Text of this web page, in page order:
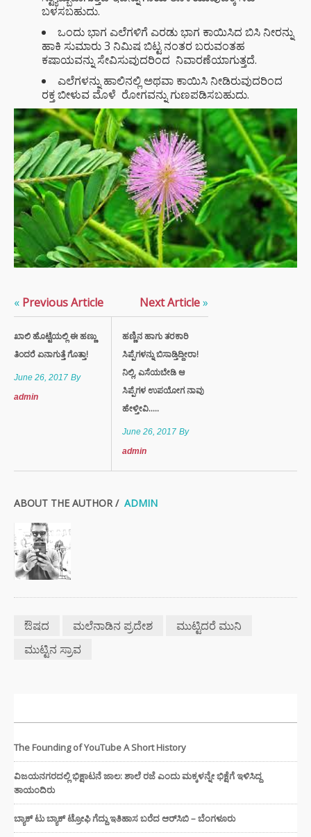
ಬಳಸಬಹುದು.
ಒಂದು ಭಾಗ ಎಲೆಗಳಿಗೆ ಎರಡು ಭಾಗ ಕಾಯಿಸಿದ ಬಿಸಿ ನೀರನ್ನು
ಹಾಕಿ ಸುಮಾರು 3 ನಿಮಿಷ ಬಿಟ್ಟ ನಂತರ ಬರುವಂತಹ
ಕಷಾಯವನ್ನು ಸೇವಿಸುವುದರಿಂದ ನಿವಾರಣೆಯಾಗುತ್ತದೆ.
ಎಲೆಗಳನ್ನು ಹಾಲಿನಲ್ಲಿ ಅಥವಾ ಕಾಯಿಸಿ ನೀಡಿರುವುದರಿಂದ
ರಕ್ತ ಬೀಳುವ ಮೊಳೆ ರೋಗವನ್ನು ಗುಣಪಡಿಸಬಹುದು.
« Previous Article
ಖಾಲಿ ಹೊಟ್ಟೆಯಲ್ಲಿ ಈ ಹಣ್ಣು
ತಿಂದರೆ ಏನಾಗುತ್ತೆ ಗೊತ್ತಾ!
June 26, 2017 By
admin
Next Article»
ಹಣ್ಣಿನ ಹಾಗು ತರಕಾರಿ
ಸಿಪ್ಪೆಗಳನ್ನು ಬಿಸಾಡ್ತಿದ್ದೀರಾ!
ನಿಲ್ಲಿ, ಎಸೆಯಬೇಡಿ ಆ
ಸಿಪ್ಪೆಗಳ ಉಪಯೋಗ ನಾವು
ಹೇಳ್ತೀವಿ.....
June 26, 2017 By
admin
ABOUT THE AUTHOR / ADMIN
ಔಷದ ಮಲೆನಾಡಿನ ಪ್ರದೇಶ
ಮುಟ್ಟಿದರೆ ಮುನಿ
ಮುಟ್ಟಿನ ಸ್ರಾವ
The Founding of YouTube A Short History
ವಿಜಯನಗರದಲ್ಲಿ ಭಿಕ್ಷಾಟನೆ ಜಾಲ: ಶಾಲೆ ರಜೆ ಎಂದು ಮಕ್ಕಳನ್ನೇ ಭಿಕ್ಷೆಗೆ ಇಳಿಸಿದ್ದ
ತಾಯಂದಿರು
ಬ್ಯಾಕ್ ಟು ಬ್ಯಾಕ್ ಟ್ರೋಫಿ ಗೆದ್ದು ಇತಿಹಾಸ ಬರೆದ ಆರ್‌ಸಿಬಿ – ಬೆಂಗಳೂರು